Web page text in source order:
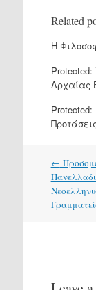
Related
H
Αρχαίας
Post
navigation
←